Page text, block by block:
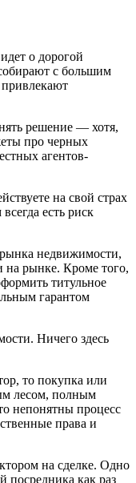
о дорогой
с большим
решение — хотя,
про черных
агентов-
на свой страх
есть риск
недвижимости,
на рынке. Кроме того,
титульное
гарантом
Ничего здесь
то покупка или
лесом, полным
непонятны процесс
права и
на сделке. Одно
посредника как раз